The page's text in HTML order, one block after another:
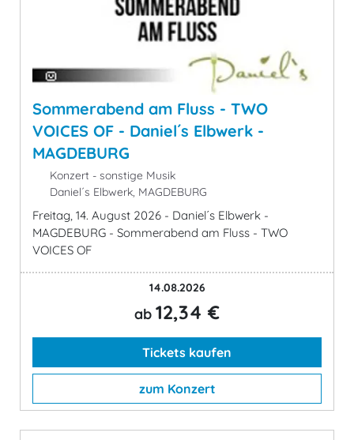
Sommerabend am Fluss - TWO
VOICES OF - Daniel´s Elbwerk -
MAGDEBURG
Konzert - sonstige Musik
Daniel´s Elbwerk, MAGDEBURG
Freitag, 14. August 2026 - Daniel´s Elbwerk -
MAGDEBURG - Sommerabend am Fluss - TWO
VOICES OF
14.08.2026
ab 12,34 €
Tickets kaufen
zum Konzert